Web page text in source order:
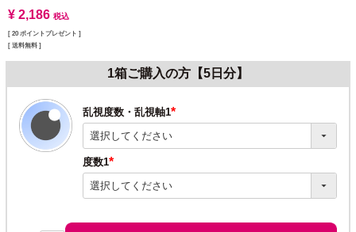
¥ 2,186 税込
[ 20 ポイントプレゼント ]
送料無料
1箱ご購入の方【5日分】
乱視度数・乱視軸1
(必
須)
度数1
(必
須)